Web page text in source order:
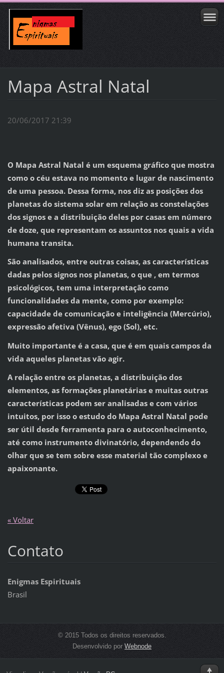
Mapa Astral Natal
20/06/2017 21:39
O Mapa Astral Natal é um esquema gráfico que mostra
como o céu estava no momento e lugar de nascimento
de uma pessoa. Dessa forma, nos diz as posições dos
planetas do sistema solar em relação as constelações
dos signos e a distribuição deles por casas em número
de doze, que representam os assuntos nos quais a vida
humana transita.
São analisados, entre outras coisas, as características
dadas pelos signos nos planetas, o que , em termos
psicológicos, tem uma interpretação como
funcionalidades da mente, como por exemplo:
capacidade de comunicação e inteligência (Mercúrio),
expressão afetiva (Vênus), ego (Sol), etc.
Muito importante é a casa, que é em quais campos da
vida aqueles planetas vão agir.
A relação entre os planetas, a distribuição dos
elementos, as formações planetárias e muitas outras
características podem ser analisadas e com vários
intuitos, por isso o estudo do Mapa Astral Natal pode
ser útil desde ferramenta para o autoconhecimento,
até como instrumento divinatório, dependendo do
olhar que se tem sobre esse material tão complexo e
apaixonante.
« Voltar
Contato
Enigmas Espirituais
Brasil
© 2015 Todos os direitos reservados.
Desenvolvido por Webnode